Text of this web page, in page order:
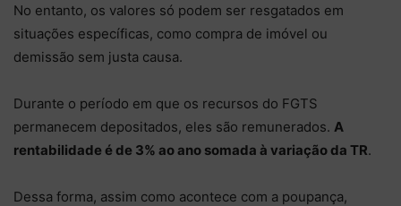
No entanto, os valores só podem ser resgatados em
situações específicas, como compra de imóvel ou
demissão sem justa causa.
Durante o período em que os recursos do FGTS
permanecem depositados, eles são remunerados. A
rentabilidade é de 3% ao ano somada à variação da TR.
Dessa forma, assim como acontece com a poupança,